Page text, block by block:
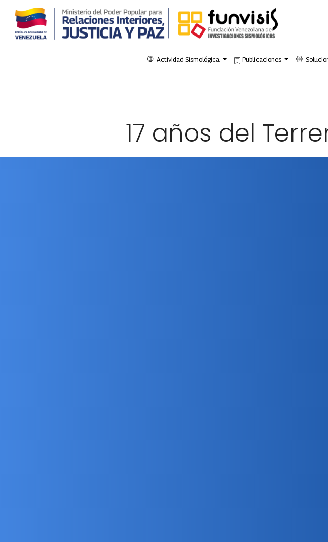
17 años del
Actividad Sismológica Publicaciones